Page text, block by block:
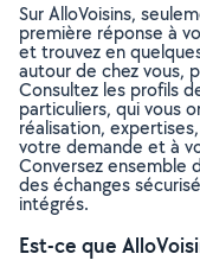
Sur AlloVoisins,
première réponse à
et trouvez en
autour de chez vous,
Consultez les profils
particuliers, qui vous
réalisation,
votre demande et à
Conversez ensemble
des échanges
intégrés.
Est-ce que